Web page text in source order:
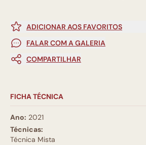
ADICIONAR AOS FAVORITOS
FALAR COM A GALERIA
COMPARTILHAR
FICHA TÉCNICA
Ano: 2021
Técnicas:
Técnica Mista